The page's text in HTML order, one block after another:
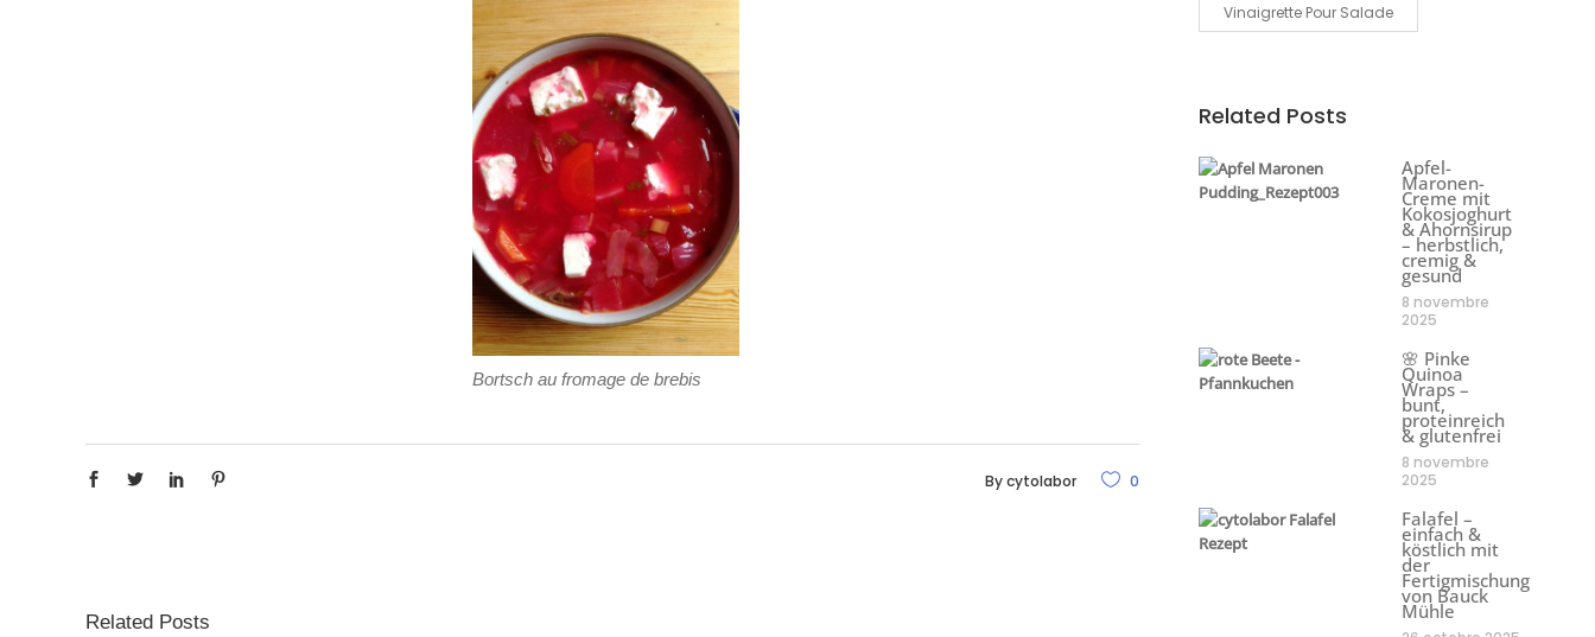
Bortsch au fromage de brebis
Bycytolabor 0
Related Posts
Vinaigrette Pour Salade
Related Posts
Apfel-
Maronen-
Creme mit
Kokosjoghurt
& Ahornsirup
– herbstlich,
cremig &
gesund
8 novembre
2025
🌸 Pinke
Quinoa
Wraps –
bunt,
proteinreich
& glutenfrei
8 novembre
2025
Falafel –
einfach &
köstlich mit
der
Fertigmischung
von Bauck
Mühle